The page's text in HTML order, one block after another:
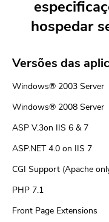
hospedar
Versões das
Windows® 2003 Server
Windows® 2008 Server
ASP V.3on IIS 6 & 7
ASP.NET 4.0 on IIS 7
CGI Support (Apache
PHP 7.1
Front Page Extensions